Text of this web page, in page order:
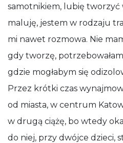
samotnikiem, lubię tworzyć
maluję, jestem w rodzaju
mi nawet rozmowa. Nie
gdy tworzę,
gdzie mogłabym się
Przez krótki czas
od miasta, w centrum
w drugą ciążę, bo wtedy
do niej, przy dwójce dzieci,